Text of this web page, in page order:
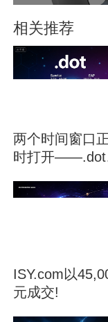
相关推荐
两个时间窗口
时打开——.dot
ICANN 新轮21
ISY.com以
元成交!